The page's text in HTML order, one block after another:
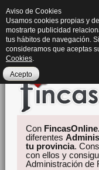
Con
diferentes
tu provincia.
con ellos y
Administración de
Aviso de Cookies
Usamos cookies propias y
mostrarte publicidad
tus hábitos de navegación.
consideramos que aceptas
Cookies.
Acepto